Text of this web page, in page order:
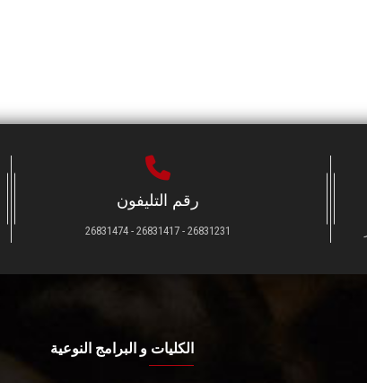
رقم التليفون
26831231 - 26831417 - 26831474
الكليات و البرامج النوعية